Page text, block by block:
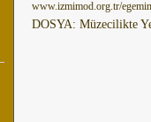
www.izmimod.org.tr/
DOSYA: Müzecilikte